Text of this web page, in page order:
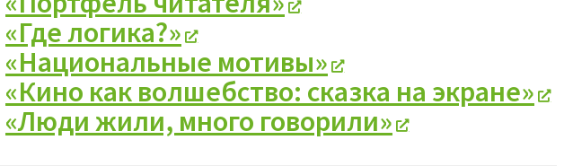
«Где логика?»
«Национальные мотивы»
«Кино как волшебство: сказка на экране»
«Люди жили, много говорили»